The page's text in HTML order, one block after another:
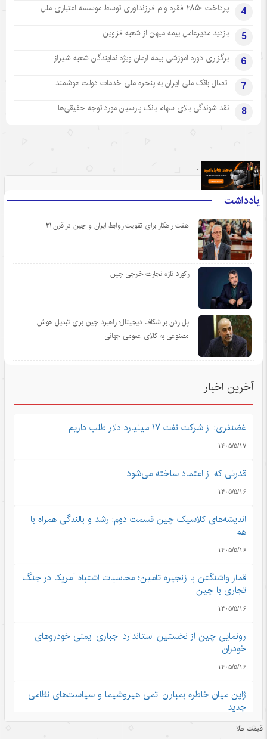
4 پرداخت ۲۸۵۰ فقره وام فرزندآوری توسط موسسه اعتباری ملل
5 بازدید مدیرعامل بیمه میهن از شعبه قزوین
6 برگزاری دوره آموزشی بیمه آرمان ویژه نمایندگان شعبه شیراز
7 اتصال بانک ملی ایران به پنجره ملی خدمات دولت هوشمند
8 نقد شوندگی بالای سهام بانک پارسیان مورد توجه حقیقی‌ها
یادداشت
هفت راهکار برای تقویت روابط ایران و چین در قرن ۲۱
رکورد تازه تجارت خارجی چین
پل زدن بر شکاف دیجیتال: راهبرد چین برای تبدیل هوش
مصنوعی به کالای عمومی جهانی
.
آخرین اخبار
غضنفری: از شرکت نفت ۱۷ میلیارد دلار طلب داریم
۱۴۰۵/۵/۱۷
قدرتی که از اعتماد ساخته می‌شود
۱۴۰۵/۵/۱۶
اندیشه‌های کلاسیک چین قسمت دوم: رشد و بالندگی همراه با
هم
۱۴۰۵/۵/۱۶
قمار واشنگتن با زنجیره تامین؛ محاسبات اشتباه آمریکا در جنگ
تجاری با چین
۱۴۰۵/۵/۱۶
رونمایی چین از نخستین استاندارد اجباری ایمنی خودروهای
خودران
۱۴۰۵/۵/۱۶
ژاپن میان خاطره بمباران اتمی هیروشیما و سیاست‌های نظامی
جدید
۱۴۰۵/۵/۱۶قیمت طلا